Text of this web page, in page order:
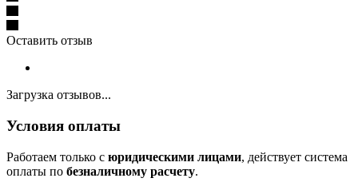
Оставить отзыв
Загрузка отзывов...
Условия оплаты
Работаем только с юридическими лицами, действует система
оплаты по безналичному расчету.